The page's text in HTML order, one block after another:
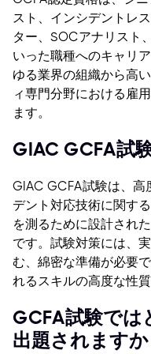
スト、インシデントレ
ター、SOCアナリスト
いった職種へのキャリ
ゆる業界の組織から高
ィ専門分野における雇
ます。
GIAC GCFA試
GIAC GCFA試験は、高
デント対応技術に関す
を測るために設計され
です。試験対策には、
む、綿密な準備が必要
れるスキルの高度な性
GCFA試験で
出題されますか